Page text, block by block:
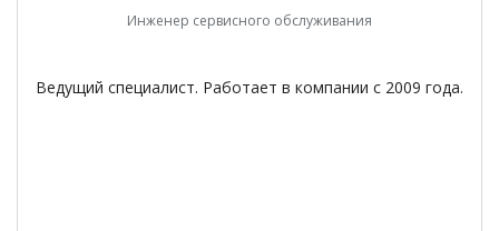
Инженер сервисного обслуживания
Ведущий специалист. Работает в компании с 2009 года.